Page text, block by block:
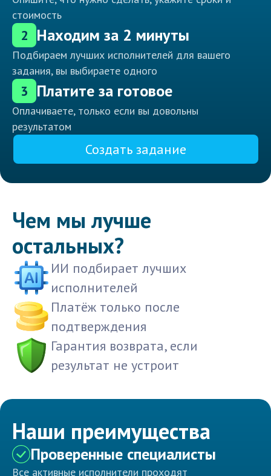
стоимость
2 Находим за 2 минуты
Подбираем лучших исполнителей для вашего
задания, вы выбираете одного
3 Платите за готовое
Оплачиваете, только если вы довольны
результатом
Создать задание
Чем мы лучше
остальных?
ИИ подбирает лучших
исполнителей
Платёж только после
подтверждения
Гарантия возврата, если
результат не устроит
Наши преимущества
Проверенные специалисты
Все активные исполнители проходят